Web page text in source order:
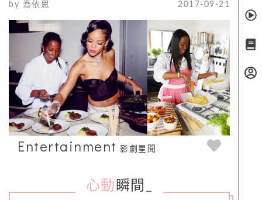
by 喬依思 2017-09-21
Entertainment 影劇星聞
心動 瞬間